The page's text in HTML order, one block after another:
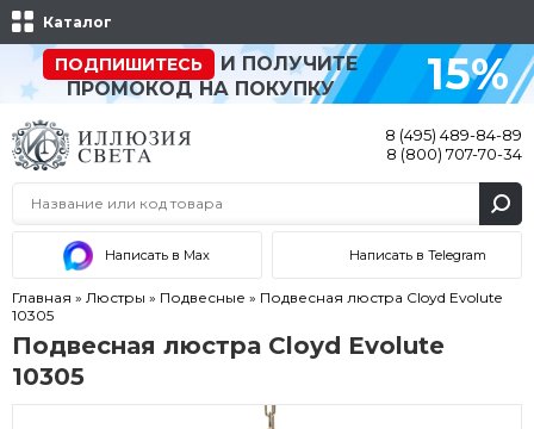
Каталог
ПОДПИШИТЕСЬ
И ПОЛУЧИТЕ
ПРОМОКОД НА ПОКУПКУ
15%
8 (495) 489-84-89
8 (800) 707-70-34
Написать в Max Написать в Telegram
Главная » Люстры » Подвесные » Подвесная люстра Cloyd Evolute
10305
Подвесная люстра Cloyd Evolute
10305